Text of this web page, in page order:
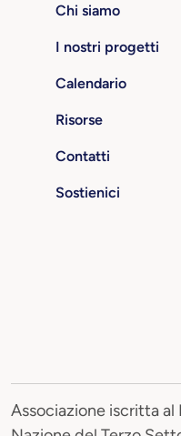
Chi siamo
I nostri progetti
Calendario
Risorse
Contatti
Sostienici
Associazione iscritta al